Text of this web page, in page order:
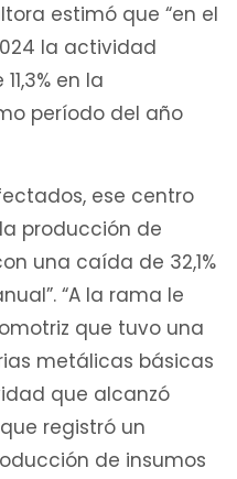
estimó que “en el
la actividad
en la
período del año
ese centro
producción de
una caída de 32,1%
“A la rama le
que tuvo una
metálicas básicas
que alcanzó
registró un
de insumos